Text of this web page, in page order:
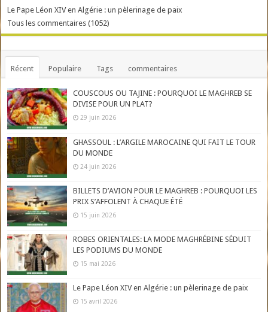
Le Pape Léon XIV en Algérie : un pèlerinage de paix
Tous les commentaires (1052)
Récent Populaire Tags commentaires
COUSCOUS OU TAJINE : POURQUOI LE MAGHREB SE
DIVISE POUR UN PLAT?
29 juin 2026
GHASSOUL : L’ARGILE MAROCAINE QUI FAIT LE TOUR
DU MONDE
24 juin 2026
BILLETS D’AVION POUR LE MAGHREB : POURQUOI LES
PRIX S’AFFOLENT À CHAQUE ÉTÉ
15 juin 2026
ROBES ORIENTALES: LA MODE MAGHRÉBINE SÉDUIT
LES PODIUMS DU MONDE
15 mai 2026
Le Pape Léon XIV en Algérie : un pèlerinage de paix
15 avril 2026